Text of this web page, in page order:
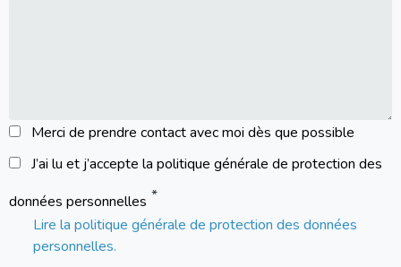
Merci de prendre contact avec moi dès que possible
J’ai lu et j’accepte la politique générale de protection des
données personnelles
Lire la politique générale de protection des données
personnelles.